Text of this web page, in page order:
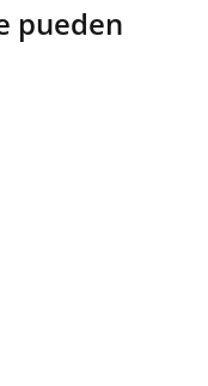
pueden